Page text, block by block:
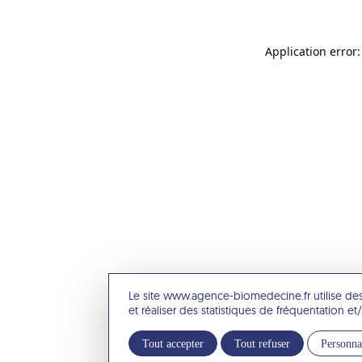
Le site www.agence-biomedecine.fr utilise
et réaliser des statistiques de fréquentation
Tout accepter Tout refuser
Application